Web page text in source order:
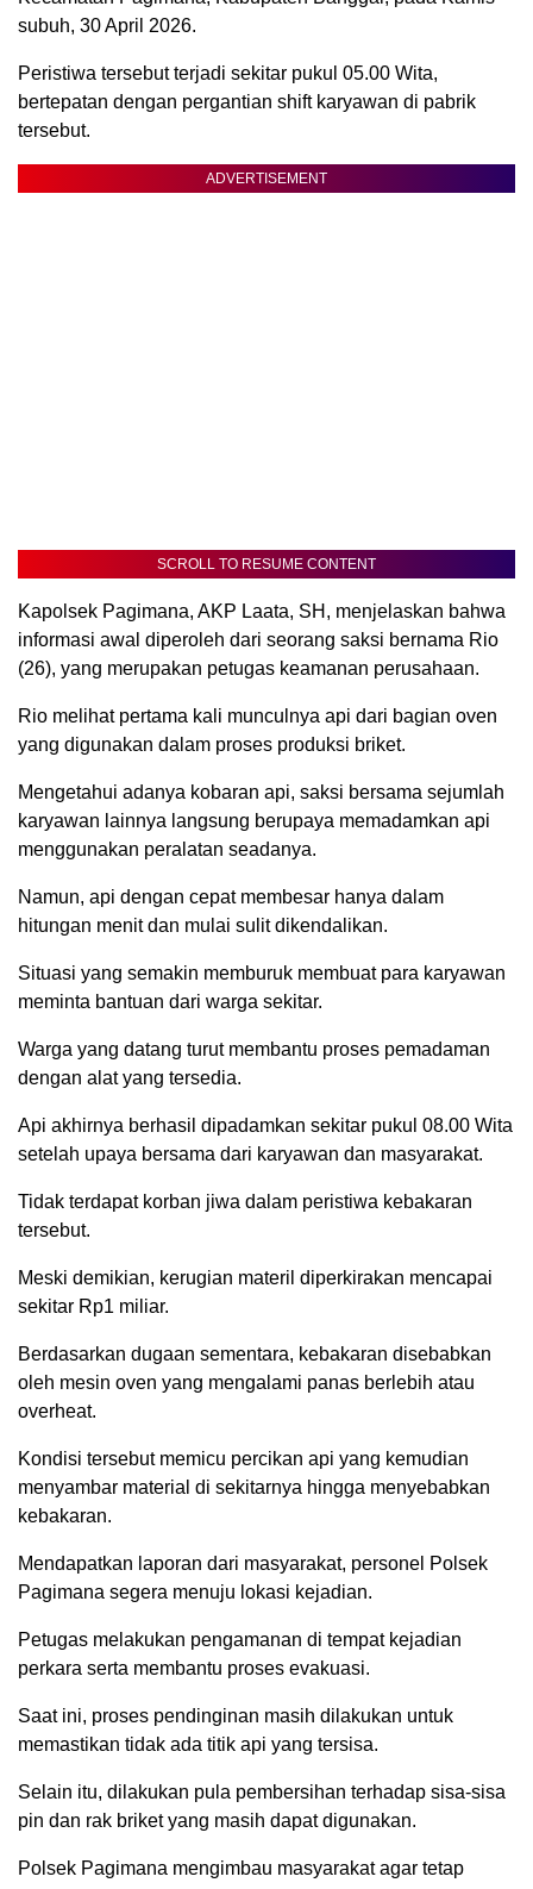
subuh, 30 April 2026.
Peristiwa tersebut terjadi sekitar pukul 05.00 Wita,
bertepatan dengan pergantian shift karyawan di pabrik
tersebut.
ADVERTISEMENT
SCROLL TO RESUME CONTENT
Kapolsek Pagimana, AKP Laata, SH, menjelaskan bahwa
informasi awal diperoleh dari seorang saksi bernama Rio
(26), yang merupakan petugas keamanan perusahaan.
Rio melihat pertama kali munculnya api dari bagian oven
yang digunakan dalam proses produksi briket.
Mengetahui adanya kobaran api, saksi bersama sejumlah
karyawan lainnya langsung berupaya memadamkan api
menggunakan peralatan seadanya.
Namun, api dengan cepat membesar hanya dalam
hitungan menit dan mulai sulit dikendalikan.
Situasi yang semakin memburuk membuat para karyawan
meminta bantuan dari warga sekitar.
Warga yang datang turut membantu proses pemadaman
dengan alat yang tersedia.
Api akhirnya berhasil dipadamkan sekitar pukul 08.00 Wita
setelah upaya bersama dari karyawan dan masyarakat.
Tidak terdapat korban jiwa dalam peristiwa kebakaran
tersebut.
Meski demikian, kerugian materil diperkirakan mencapai
sekitar Rp1 miliar.
Berdasarkan dugaan sementara, kebakaran disebabkan
oleh mesin oven yang mengalami panas berlebih atau
overheat.
Kondisi tersebut memicu percikan api yang kemudian
menyambar material di sekitarnya hingga menyebabkan
kebakaran.
Mendapatkan laporan dari masyarakat, personel Polsek
Pagimana segera menuju lokasi kejadian.
Petugas melakukan pengamanan di tempat kejadian
perkara serta membantu proses evakuasi.
Saat ini, proses pendinginan masih dilakukan untuk
memastikan tidak ada titik api yang tersisa.
Selain itu, dilakukan pula pembersihan terhadap sisa-sisa
pin dan rak briket yang masih dapat digunakan.
Polsek Pagimana mengimbau masyarakat agar tetap